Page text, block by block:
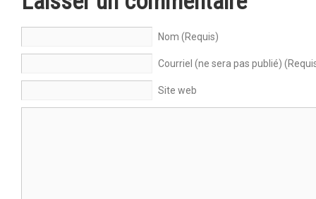
Nom (Requis)
Courriel (ne sera pas publié)
Site web